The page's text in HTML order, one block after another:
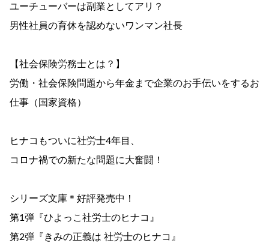
ユーチューバーは副業としてアリ？
男性社員の育休を認めないワンマン社長
【社会保険労務士とは？】
労働・社会保険問題から年金まで企業のお手伝いをするお
仕事（国家資格）
ヒナコもついに社労士4年目、
コロナ禍での新たな問題に大奮闘！
シリーズ文庫＊好評発売中！
第1弾『ひよっこ社労士のヒナコ』
第2弾『きみの正義は 社労士のヒナコ』